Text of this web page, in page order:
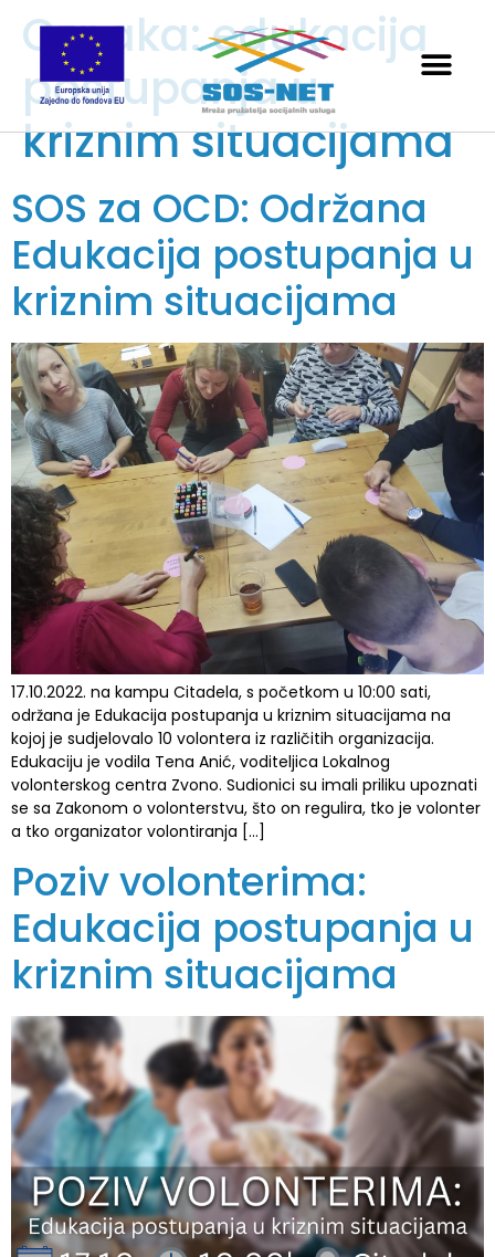
Oznaka:edukacija
postupanja u
kriznim situacijama
SOS za OCD: Održana
Edukacija postupanja u
kriznim situacijama
17.10.2022. na kampu Citadela, s početkom u 10:00 sati,
održana je Edukacija postupanja u kriznim situacijama na
kojoj je sudjelovalo 10 volontera iz različitih organizacija.
Edukaciju je vodila Tena Anić, voditeljica Lokalnog
volonterskog centra Zvono. Sudionici su imali priliku upoznati
se sa Zakonom o volonterstvu, što on regulira, tko je volonter
a tko organizator volontiranja […]
Poziv volonterima:
Edukacija postupanja u
kriznim situacijama